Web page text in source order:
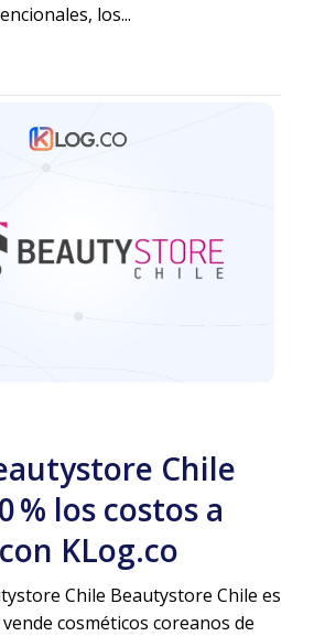
los...
Chile
% los costos a
KLog.co
Chile Beautystore Chile es
cosméticos coreanos de